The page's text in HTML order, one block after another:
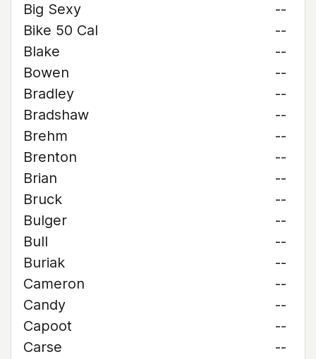
Big Sexy
--
Bike 50 Cal
--
Blake
--
Bowen
--
Bradley
--
Bradshaw
--
Brehm
--
Brenton
--
Brian
--
Bruck
--
Bulger
--
Bull
--
Buriak
--
Cameron
--
Candy
--
Capoot
--
Carse
--